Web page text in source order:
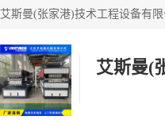
艾斯曼(